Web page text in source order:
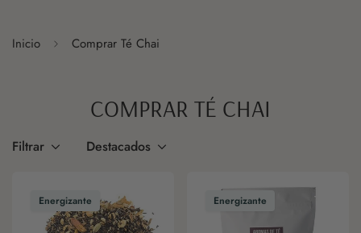
Inicio Comprar Té Chai
COMPRAR TÉ CHAI
Filtrar Destacados
Energizante Energizante